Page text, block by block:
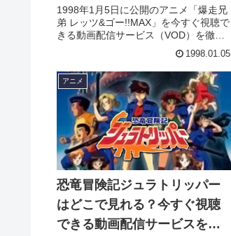
介！
1998年1月5日に公開のアニメ「爆走兄
弟 レッツ&ゴー!!MAX」を今すぐ視聴で
きる動画配信サービス（VOD）を徹底
紹介。あらすじやキャスト・声優、ス
タッフ、主題歌の情報はもちろん、実
際に見た人の感想やレビューもまとめ
ています。
1998.01.05
アニメ
恐竜冒険記ジュラトリッパー
はどこで見れる？今すぐ視聴
できる動画配信サービスを紹